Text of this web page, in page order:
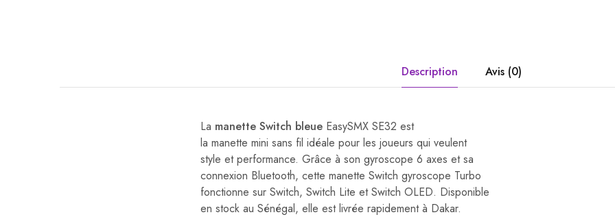
Description Avis (0)
La manette Switch bleue EasySMX SE32 est
la manette mini sans fil idéale pour les joueurs qui veulent
style et performance. Grâce à son gyroscope 6 axes et sa
connexion Bluetooth, cette manette Switch gyroscope Turbo
fonctionne sur Switch, Switch Lite et Switch OLED. Disponible
en stock au Sénégal, elle est livrée rapidement à Dakar.